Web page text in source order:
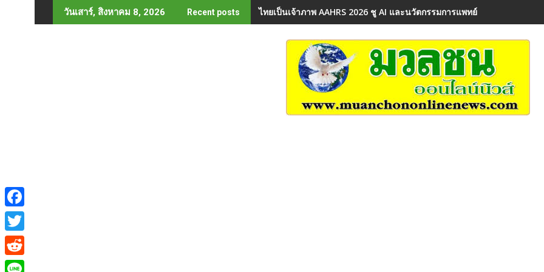
to
วันเสาร์, สิงหาคม 8, 2026 Recent posts ไทยเป็นเจ้าภาพ AAHRS 2026 ชู AI และนวัตกรรมการแพทย์ ผลักดัน Medical
F
a
c
T
w
R